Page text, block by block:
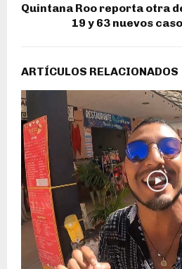
Quintana Roo reporta otra
19 y 63 nuevos
ARTÍCULOS RELACIONADOS